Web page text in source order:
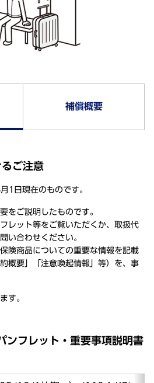
補償概要
ご注意
1日現在のものです。
をご説明したものです。
レット等をご覧いただくか、取扱代
い合わせください。
険商品についての重要な情報を記載
概要」「注意喚起情報」等）を、事
す。
フレット・重要事項説明書